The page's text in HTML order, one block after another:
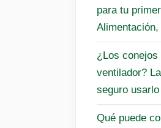
para tu
¿Los conejos
ventilador?
seguro
Qué puede